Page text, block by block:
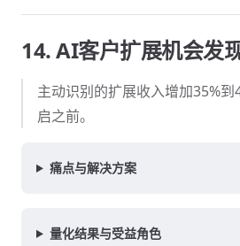
14. AI客户扩展机会发
主动识别的扩展收入增加35%
启之前。
痛点与解决方案
量化结果与受益角色